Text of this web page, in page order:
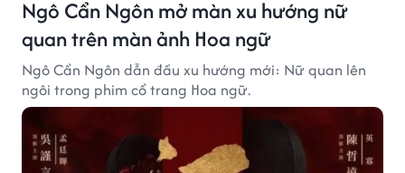
Ngô Cẩn Ngôn mở màn xu hướng nữ
quan trên màn ảnh Hoa ngữ
Ngô Cẩn Ngôn dẫn đầu xu hướng mới: Nữ quan lên
ngôi trong phim cổ trang Hoa ngữ.